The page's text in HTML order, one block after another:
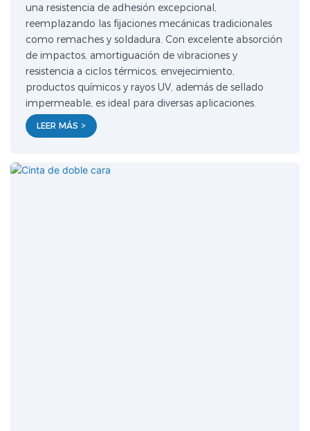
una resistencia de adhesión excepcional,
reemplazando las fijaciones mecánicas tradicionales
como remaches y soldadura. Con excelente absorción
de impactos, amortiguación de vibraciones y
resistencia a ciclos térmicos, envejecimiento,
productos químicos y rayos UV, además de sellado
impermeable, es ideal para diversas aplicaciones.
LEER MÁS >